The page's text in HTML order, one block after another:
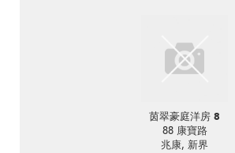
茵翠豪庭洋房 8
88 康寶路
兆康, 新界